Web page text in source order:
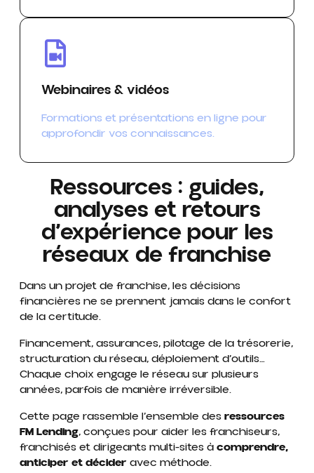
Webinaires & vidéos
Formations et présentations en ligne pour
approfondir vos connaissances.
Ressources : guides,
analyses et retours
d’expérience pour les
réseaux de franchise
Dans un projet de franchise, les décisions
financières ne se prennent jamais dans le confort
de la certitude.
Financement, assurances, pilotage de la trésorerie,
structuration du réseau, déploiement d’outils…
Chaque choix engage le réseau sur plusieurs
années, parfois de manière irréversible.
Cette page rassemble l’ensemble desressources
FM Lending, conçues pour aider les franchiseurs,
franchisés et dirigeants multi-sites àcomprendre,
anticiper et décideravec méthode.